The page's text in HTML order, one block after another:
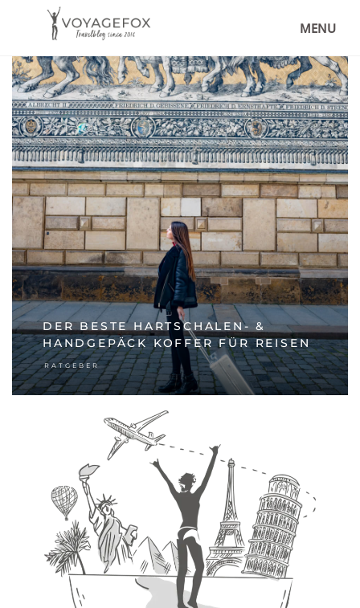
MENU
DER BESTE HARTSCHALEN- &
HANDGEPÄCK KOFFER FÜR REISEN
RATGEBER